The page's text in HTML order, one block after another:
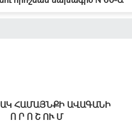
ՀԱՄԱՅՆՔԻ ԱՎԱԳԱՆԻ
Ո Ր Ո Շ ՈՒ Մ